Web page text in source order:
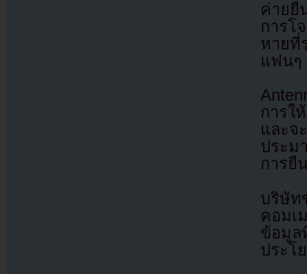
ค่ายยื
การโ
หายที่
แฟนๆ
การใ
และจ
ประม
การยื
บริษัท
คอมเ
ข้อมูล
ประโ